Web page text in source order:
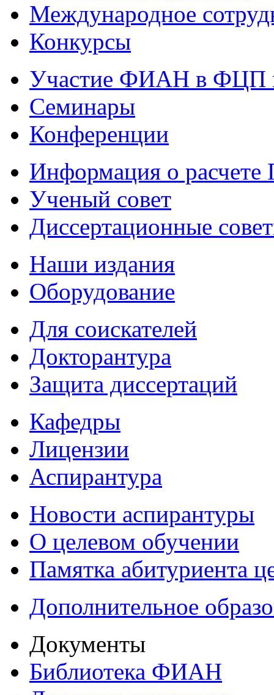
Международное
Конкурсы
Участие ФИАН в ФЦП
Семинары
Конференции
Информация о
Ученый совет
Диссертационные
Наши издания
Оборудование
Для соискателей
Докторантура
Защита диссертаций
Кафедры
Лицензии
Аспирантура
Новости аспирантуры
О целевом обучении
Памятка абитуриента
Дополнительное
Документы
Библиотека ФИАН